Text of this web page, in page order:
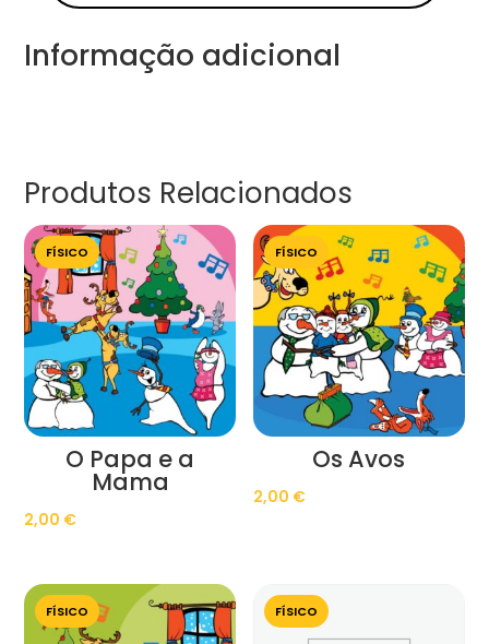
Informação adicional
Produtos Relacionados
FÍSICO
O Papa e a
Mama
2,00 €
FÍSICO
Os Avos
2,00 €
FÍSICO FÍSICO